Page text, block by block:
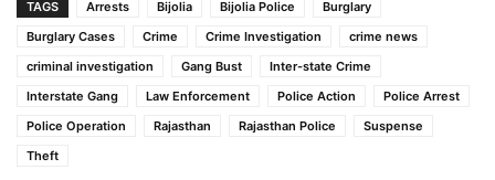
TAGS Arrests Bijolia Bijolia Police
Burglary
Burglary Cases
Crime Crime Investigation
crime news
criminal investigation
Gang Bust
Inter-state Crime
Interstate Gang
Law Enforcement Police Action
Police Arrest
Police Operation
Rajasthan Rajasthan Police
Suspense
Theft